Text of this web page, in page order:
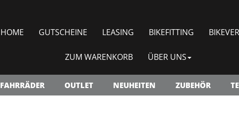
HOME GUTSCHEINE LEASING BIKEFITTING
ZUM WARENKORB ÜBER UNS
FAHRRÄDER OUTLET NEUHEITEN ZUBEHÖR